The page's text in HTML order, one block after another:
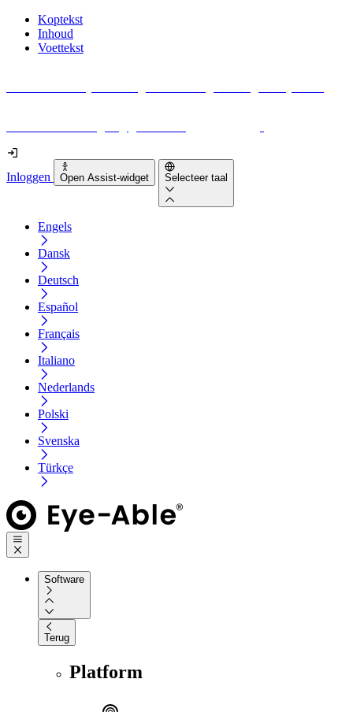
Koptekst
Inhoud
Voettekst
Inloggen Open Assist-widget Selecteer taal
Engels
Dansk
Deutsch
Español
Français
Italiano
Nederlands
Polski
Svenska
Türkçe
Software
Terug
Platform